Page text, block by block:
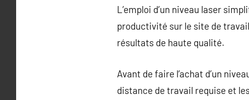
L’emploi d’un niveau laser
productivité sur le site de
résultats de haute qualité.
Avant de faire l’achat d’un
distance de travail requise et